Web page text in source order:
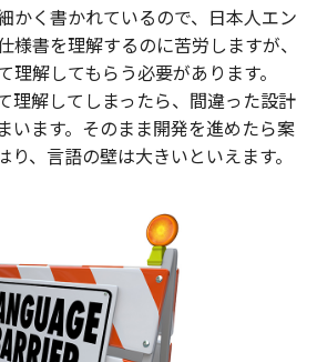
かく書かれているので、日本人エン
様書を理解するのに苦労しますが、
理解してもらう必要があります。
理解してしまったら、間違った設計
います。そのまま開発を進めたら案
、言語の壁は大きいといえます。